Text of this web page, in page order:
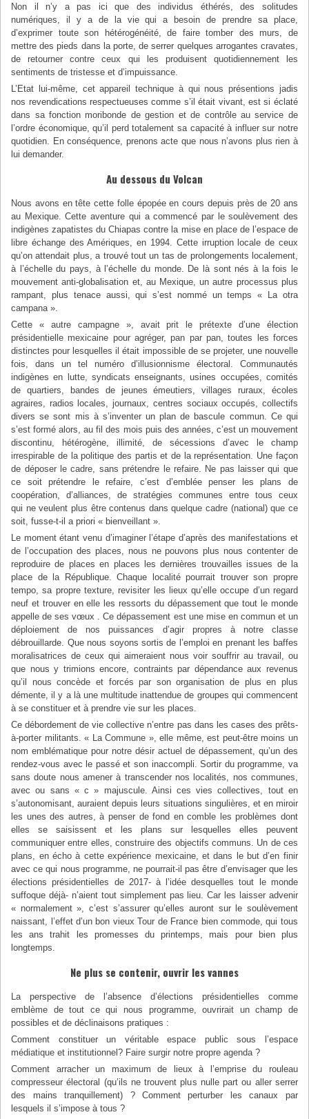
Non il n’y a pas ici que des individus éthérés, des solitudes
numériques, il y a de la vie qui a besoin de prendre sa place,
d’exprimer toute son hétérogénéité, de faire tomber des murs, de
mettre des pieds dans la porte, de serrer quelques arrogantes cravates,
de retourner contre ceux qui les produisent quotidiennement les
sentiments de tristesse et d’impuissance.
L’Etat lui-même, cet appareil technique à qui nous présentions jadis
nos revendications respectueuses comme s’il était vivant, est si éclaté
dans sa fonction moribonde de gestion et de contrôle au service de
l’ordre économique, qu’il perd totalement sa capacité à influer sur notre
quotidien. En conséquence, prenons acte que nous n’avons plus rien à
lui demander.
Au dessous du Volcan
Nous avons en tête cette folle épopée en cours depuis près de 20 ans
au Mexique. Cette aventure qui a commencé par le soulèvement des
indigènes zapatistes du Chiapas contre la mise en place de l’espace de
libre échange des Amériques, en 1994. Cette irruption locale de ceux
qu’on attendait plus, a trouvé tout un tas de prolongements localement,
à l’échelle du pays, à l’échelle du monde. De là sont nés à la fois le
mouvement anti-globalisation et, au Mexique, un autre processus plus
rampant, plus tenace aussi, qui s’est nommé un temps « La otra
campana ».
Cette « autre campagne », avait prit le prétexte d’une élection
présidentielle mexicaine pour agréger, pan par pan, toutes les forces
distinctes pour lesquelles il était impossible de se projeter, une nouvelle
fois, dans un tel numéro d’illusionnisme électoral. Communautés
indigènes en lutte, syndicats enseignants, usines occupées, comités
de quartiers, bandes de jeunes émeutiers, villages ruraux, écoles
agraires, radios locales, journaux, centres sociaux occupés, collectifs
divers se sont mis à s’inventer un plan de bascule commun. Ce qui
s’est formé alors, au fil des mois puis des années, c’est un mouvement
discontinu, hétérogène, illimité, de sécessions d’avec le champ
irrespirable de la politique des partis et de la représentation. Une façon
de déposer le cadre, sans prétendre le refaire. Ne pas laisser qui que
ce soit prétendre le refaire, c’est d’emblée penser les plans de
coopération, d’alliances, de stratégies communes entre tous ceux
qui ne veulent plus être contenus dans quelque cadre (national) que ce
soit, fusse-t-il a priori « bienveillant ».
Le moment étant venu d’imaginer l’étape d’après des manifestations et
de l’occupation des places, nous ne pouvons plus nous contenter de
reproduire de places en places les dernières trouvailles issues de la
place de la République. Chaque localité pourrait trouver son propre
tempo, sa propre texture, revisiter les lieux qu’elle occupe d’un regard
neuf et trouver en elle les ressorts du dépassement que tout le monde
appelle de ses vœux . Ce dépassement est une mise en commun et un
déploiement de nos puissances d’agir propres à notre classe
débrouillarde. Que nous soyons sortis de l’emploi en prenant les baffes
moralisatrices de ceux qui aimeraient nous voir souffrir au travail, ou
que nous y trimions encore, contraints par dépendance aux revenus
qu’il nous concède et forcés par son organisation de plus en plus
démente, il y a là une multitude inattendue de groupes qui commencent
à se constituer et à prendre vie sur les places.
Ce débordement de vie collective n’entre pas dans les cases des prêts-
à-porter militants. « La Commune », elle même, est peut-être moins un
nom emblématique pour notre désir actuel de dépassement, qu’un des
rendez-vous avec le passé et son inaccompli. Sortir du programme, va
sans doute nous amener à transcender nos localités, nos communes,
avec ou sans « c » majuscule. Ainsi ces vies collectives, tout en
s’autonomisant, auraient depuis leurs situations singulières, et en miroir
les unes des autres, à penser de fond en comble les problèmes dont
elles se saisissent et les plans sur lesquelles elles peuvent
communiquer entre elles, construire des objectifs communs. Un de ces
plans, en écho à cette expérience mexicaine, et dans le but d’en finir
avec ce qui nous programme, ne pourrait-il pas être d’envisager que les
élections présidentielles de 2017- à l’idée desquelles tout le monde
suffoque déjà- n’aient tout simplement pas lieu. Car les laisser advenir
« normalement », c’est s’assurer qu’elles auront sur le soulèvement
naissant, l’effet d’un bon vieux Tour de France bien commode, qui tous
les ans trahit les promesses du printemps, mais pour bien plus
longtemps.
Ne plus se contenir, ouvrir les vannes
La perspective de l’absence d’élections présidentielles comme
emblème de tout ce qui nous programme, ouvrirait un champ de
possibles et de déclinaisons pratiques :
Comment constituer un véritable espace public sous l’espace
médiatique et institutionnel? Faire surgir notre propre agenda ?
Comment arracher un maximum de lieux à l’emprise du rouleau
compresseur électoral (qu’ils ne trouvent plus nulle part ou aller serrer
des mains tranquillement) ? Comment perturber les canaux par
lesquels il s’impose à tous ?